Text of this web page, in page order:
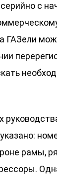
с
ГАЗели
рамы,